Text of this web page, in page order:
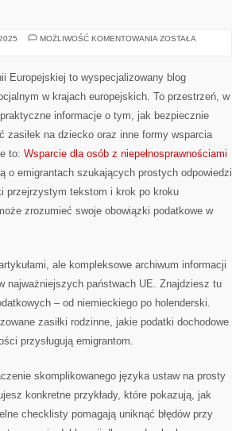
MOŻLIWOŚĆ KOMENTOWANIA ZRÓWNOWAŻONY
PODATKI
I
ZOSTAŁA
Europejskiej to wyspecjalizowany blog
w krajach europejskich. To przestrzeń, w
informacje o tym, jak bezpiecznie
na dziecko oraz inne formy wsparcia
to: Wsparcie dla osób z niepełnosprawnościami
o emigrantach szukających prostych odpowiedzi
przejrzystym tekstom i krok po kroku
zrozumieć swoje obowiązki podatkowe w
ale kompleksowe archiwum informacji
najważniejszych państwach UE. Znajdziesz tu
– od niemieckiego po holenderski.
zasiłki rodzinne, jakie podatki dochodowe
przysługują emigrantom.
skomplikowanego języka ustaw na prosty
konkretne przykłady, które pokazują, jak
checklisty pomagają uniknąć błędów przy